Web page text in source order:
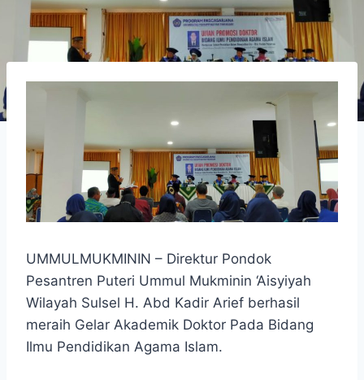
UMMULMUKMININ – Direktur Pondok
Pesantren Puteri Ummul Mukminin ‘Aisyiyah
Wilayah Sulsel H. Abd Kadir Arief berhasil
meraih Gelar Akademik Doktor Pada Bidang
Ilmu Pendidikan Agama Islam.